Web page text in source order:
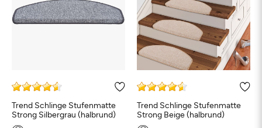
Trend Schlinge Stufenmatte
Strong Silbergrau (halbrund)
Trend Schlinge Stufenmatte
Strong Beige (halbrund)